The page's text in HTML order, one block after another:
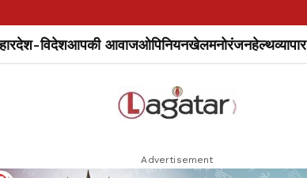
देश-विदेशआपकी आवाजओपिनियनखेलमनोरंजनहेल्थव्यापार
Advertisement